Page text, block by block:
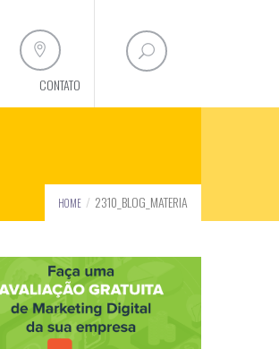
CONTATO
HOME 2310_BLOG_MATERIA